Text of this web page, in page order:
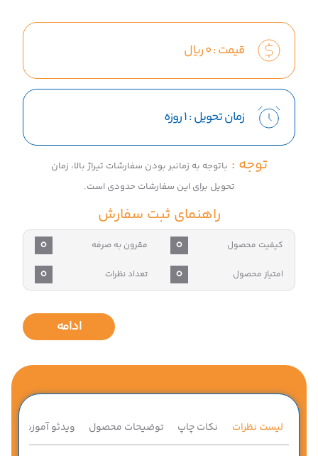
قیمت :0ریال
زمان تحویل :1 روزه
توجه : باتوجه به زمانبر بودن سفارشات تیراژ بالا، زمان
تحویل برای این سفارشات حدودی است.
راهنمای ثبت سفارش
کیفیت محصول 0 مقرون به صرفه 0
امتیاز محصول 0 تعداد نظرات 0
ادامه
لیست نظرات نکات چاپ توضیحات محصول ویدئو آموزشی